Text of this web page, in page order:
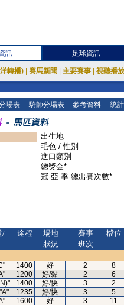
訊 足球資訊
轉播) 賽馬新聞 主要賽事 視聽播
場表 騎師分場表 參考資料 統
出生地
毛色 / 性別
進口類別
總獎金*
冠-亞-季-總出賽次數*
/
途程
場地
狀況
賽事
班次
檔位
1400 好 2
8
1200 好/黏 2
6
1400 好/快 3
2
1235 好/快 3
5
1600 好 3
11